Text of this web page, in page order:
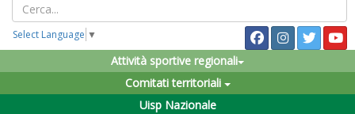
Select Language ▼
Attività sportive regionali
Comitati territoriali
Uisp Nazionale